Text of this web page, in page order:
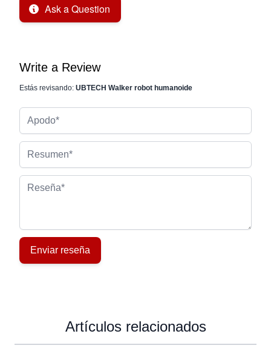
Ask a Question
Write a Review
Estás revisando: UBTECH Walker robot humanoide
Reseña
Enviar reseña
Artículos relacionados